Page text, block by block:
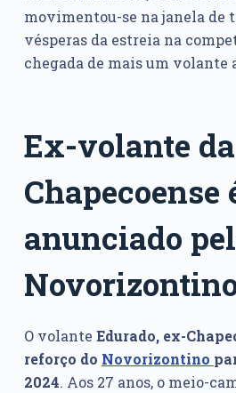
movimentou-se na janela de
vésperas da estreia na
chegada de mais um volante
Ex-volante da
Chapecoense
anunciado
O volante Edurado, ex-
reforço do Novorizontino
2024. Aos 27 anos, o meio-